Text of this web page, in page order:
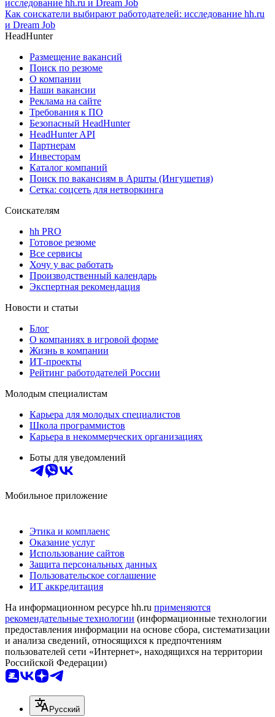
Как соискатели выбирают работодателей: исследование hh.ru
и Dream Job
HeadHunter
Размещение вакансий
Поиск по резюме
О компании
Наши вакансии
Реклама на сайте
Требования к ПО
Безопасный HeadHunter
HeadHunter API
Партнерам
Инвесторам
Каталог компаний
Поиск по вакансиям в Аршты (Ингушетия)
Сетка: соцсеть для нетворкинга
Соискателям
hh PRO
Готовое резюме
Все сервисы
Хочу у вас работать
Производственный календарь
Экспертная рекомендация
Новости и статьи
Блог
О компаниях в игровой форме
Жизнь в компании
ИТ-проекты
Рейтинг работодателей России
Молодым специалистам
Карьера для молодых специалистов
Школа программистов
Карьера в некоммерческих организациях
Боты для уведомлений
Мобильное приложение
Этика и комплаенс
Оказание услуг
Использование сайтов
Защита персональных данных
Пользовательское соглашение
ИТ аккредитация
На информационном ресурсе hh.ru применяются
рекомендательные технологии (информационные технологии
предоставления информации на основе сбора, систематизации
и анализа сведений, относящихся к предпочтениям
пользователей сети «Интернет», находящихся на территории
Российской Федерации)
Русский